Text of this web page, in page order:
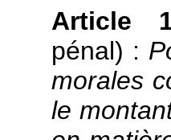
Article
pénal) :
morales
le